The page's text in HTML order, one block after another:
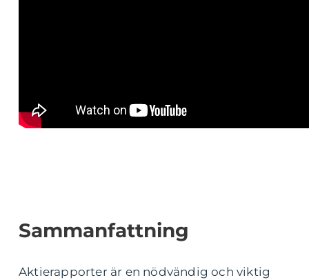
Sammanfattning
Aktierapporter är en nödvändig och viktig